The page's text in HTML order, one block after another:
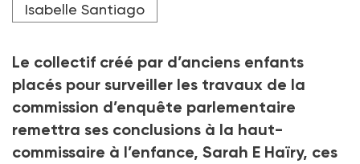
notamment à Diodio Metro, à sa droite.
Isabelle Santiago
Le collectif créé par d’anciens enfants
placés pour surveiller les travaux de la
commission d’enquête parlementaire
remettra ses conclusions à la haut-
commissaire à l’enfance, Sarah E Haïry, ces